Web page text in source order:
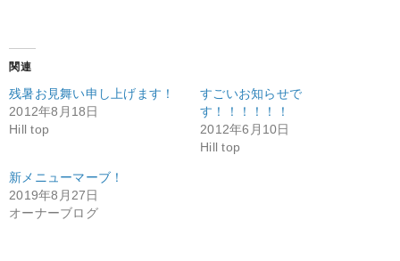
関連
残暑お見舞い申し上げます！
2012年8月18日
Hill top
すごいお知らせで
す！！！！！！
2012年6月10日
Hill top
新メニューマーブ！
2019年8月27日
オーナーブログ